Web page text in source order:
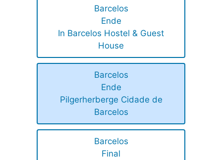
Barcelos
Ende
In Barcelos Hostel & Guest
House
Barcelos
Ende
Pilgerherberge Cidade de
Barcelos
Barcelos
Final